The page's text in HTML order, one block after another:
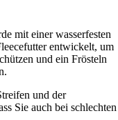
mit einer wasserfesten
entwickelt, um
und ein Frösteln
und der
Sie auch bei schlechten